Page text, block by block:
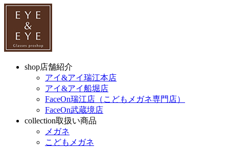
shop店舗紹介
アイ&アイ瑞江本店
アイ&アイ船堀店
FaceOn瑞江店（こどもメガネ専門店）
FaceOn武蔵境店
collection取扱い商品
メガネ
こどもメガネ